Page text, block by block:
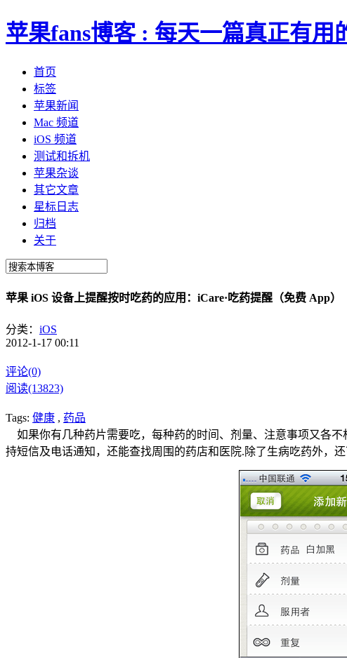
苹果fans博客 : 每天一篇真正有用
首页
标签
苹果新闻
Mac 频道
iOS 频道
测试和拆机
苹果杂谈
其它文章
星标日志
归档
关于
苹果 iOS 设备上提醒按时吃药的应用：iCare·吃药提醒（免费 App）
分类： iOS
2012-1-17 00:11
评论(0)
阅读(13823)
Tags: 健康 , 药品
如果你有几种药片需要吃，每种药的时间、剂量、注意事项又各不
持短信及电话通知，还能查找周围的药店和医院.除了生病吃药外，